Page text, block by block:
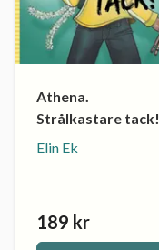
Athena.
Strålkastare tack!
Elin Ek
189 kr